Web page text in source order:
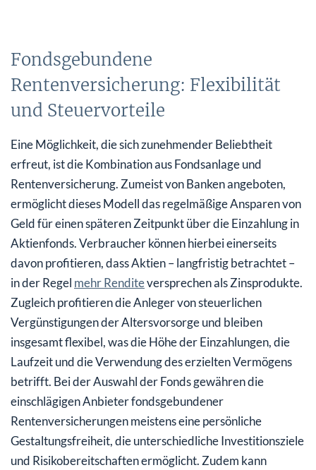
Fondsgebundene
Rentenversicherung: Flexibilität
und Steuervorteile
Eine Möglichkeit, die sich zunehmender Beliebtheit
erfreut, ist die Kombination aus Fondsanlage und
Rentenversicherung. Zumeist von Banken angeboten,
ermöglicht dieses Modell das regelmäßige Ansparen von
Geld für einen späteren Zeitpunkt über die Einzahlung in
Aktienfonds. Verbraucher können hierbei einerseits
davon profitieren, dass Aktien – langfristig betrachtet –
in der Regel mehr Renditeversprechen als Zinsprodukte.
Zugleich profitieren die Anleger von steuerlichen
Vergünstigungen der Altersvorsorge und bleiben
insgesamt flexibel, was die Höhe der Einzahlungen, die
Laufzeit und die Verwendung des erzielten Vermögens
betrifft. Bei der Auswahl der Fonds gewähren die
einschlägigen Anbieter fondsgebundener
Rentenversicherungen meistens eine persönliche
Gestaltungsfreiheit, die unterschiedliche Investitionsziele
und Risikobereitschaften ermöglicht. Zudem kann